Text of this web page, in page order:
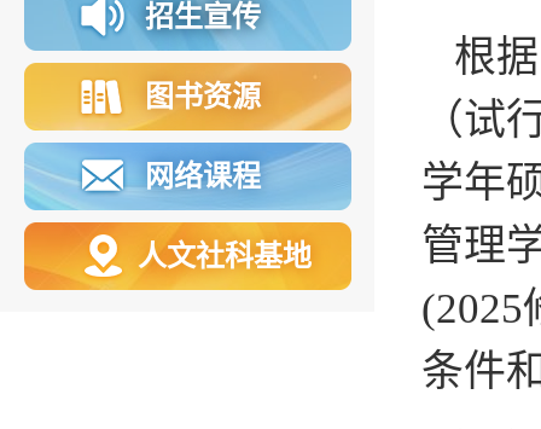
招生宣传
图书资源
网络课程
人文社科基地
根
（试
学年
管理
(2025
条件